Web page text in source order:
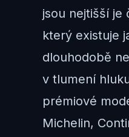
jsou nejtišší je
který existuje
dlouhodobě
v tlumení
prémiové
Michelin,